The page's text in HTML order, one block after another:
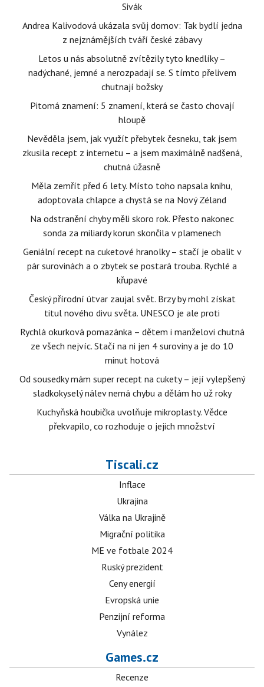
Sivák
Andrea Kalivodová ukázala svůj domov: Tak bydlí jedna
z nejznámějších tváří české zábavy
Letos u nás absolutně zvítězily tyto knedlíky –
nadýchané, jemné a nerozpadají se. S tímto přelivem
chutnají božsky
Pitomá znamení: 5 znamení, která se často chovají
hloupě
Nevěděla jsem, jak využít přebytek česneku, tak jsem
zkusila recept z internetu – a jsem maximálně nadšená,
chutná úžasně
Měla zemřít před 6 lety. Místo toho napsala knihu,
adoptovala chlapce a chystá se na Nový Zéland
Na odstranění chyby měli skoro rok. Přesto nakonec
sonda za miliardy korun skončila v plamenech
Geniální recept na cuketové hranolky – stačí je obalit v
pár surovinách a o zbytek se postará trouba. Rychlé a
křupavé
Český přírodní útvar zaujal svět. Brzy by mohl získat
titul nového divu světa. UNESCO je ale proti
Rychlá okurková pomazánka – dětem i manželovi chutná
ze všech nejvíc. Stačí na ni jen 4 suroviny a je do 10
minut hotová
Od sousedky mám super recept na cukety – její vylepšený
sladkokyselý nálev nemá chybu a dělám ho už roky
Kuchyňská houbička uvolňuje mikroplasty. Vědce
překvapilo, co rozhoduje o jejich množství
Tiscali.cz
Inflace
Ukrajina
Válka na Ukrajině
Migrační politika
ME ve fotbale 2024
Ruský prezident
Ceny energií
Evropská unie
Penzijní reforma
Vynález
Games.cz
Recenze